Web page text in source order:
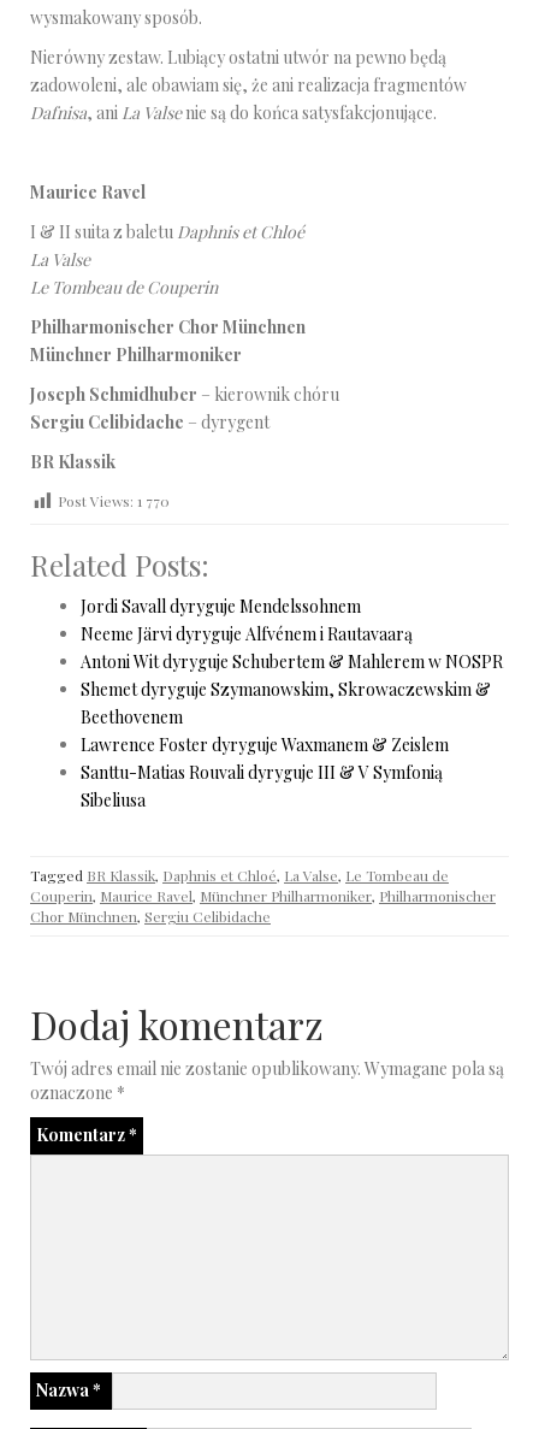
wysmakowany sposób.
Nierówny zestaw. Lubiący ostatni utwór na pewno będą
zadowoleni, ale obawiam się, że ani realizacja fragmentów
Dafnisa, ani La Valsenie są do końca satysfakcjonujące.
Maurice Ravel
I & II suita z baletu Daphnis et Chloé
La Valse
Le Tombeau de Couperin
Philharmonischer Chor Münchnen
Münchner Philharmoniker
Joseph Schmidhuber – kierownik chóru
Sergiu Celibidache – dyrygent
BR Klassik
Post Views: 1 770
Related Posts:
Jordi Savall dyryguje Mendelssohnem
Neeme Järvi dyryguje Alfvénem i Rautavaarą
Antoni Wit dyryguje Schubertem & Mahlerem w NOSPR
Shemet dyryguje Szymanowskim, Skrowaczewskim &
Beethovenem
Lawrence Foster dyryguje Waxmanem & Zeislem
Santtu-Matias Rouvali dyryguje III & V Symfonią
Sibeliusa
Tagged BR Klassik, Daphnis et Chloé, La Valse, Le Tombeau de
Couperin, Maurice Ravel, Münchner Philharmoniker, Philharmonischer
Chor Münchnen, Sergiu Celibidache
Dodaj komentarz
Twój adres email nie zostanie opublikowany. Wymagane pola są
oznaczone *
Komentarz*
Nazwa*